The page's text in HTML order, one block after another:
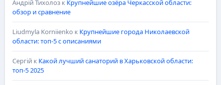
Андрій Тихолозк Крупнейшие озёра Черкасской области:
обзор и сравнение
Liudmyla Korniienko к Крупнейшие города Николаевской
области: топ-5 с описаниями
Сергійк Какой лучший санаторий в Харьковской области:
топ-5 2025